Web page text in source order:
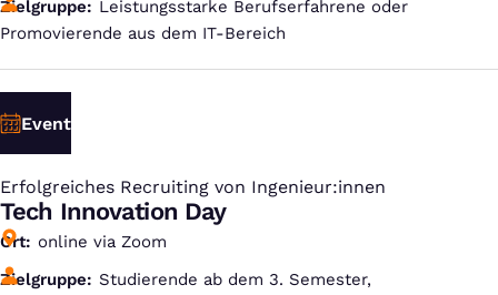
Zielgruppe
Leistungsstarke Berufserfahrene oder
Promovierende aus dem IT-Bereich
Event
Erfolgreiches Recruiting von Ingenieur:innen
:
Tech Innovation Day
Ort
online via Zoom
Zielgruppe
Studierende ab dem 3. Semester,